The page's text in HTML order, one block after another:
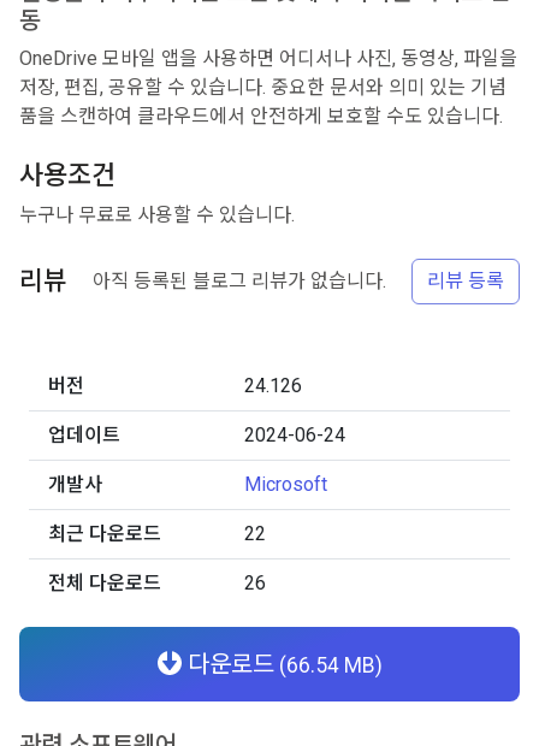
동
OneDrive 모바일 앱을 사용하면 어디서나 사진, 동영상, 파일을
저장, 편집, 공유할 수 있습니다. 중요한 문서와 의미 있는 기념
품을 스캔하여 클라우드에서 안전하게 보호할 수도 있습니다.
사용조건
누구나 무료로 사용할 수 있습니다.
리뷰 아직 등록된 블로그 리뷰가 없습니다. 리뷰 등록
버전 24.126
업데이트 2024-06-24
개발사 Microsoft
최근 다운로드 22
전체 다운로드 26
다운로드(66.54 MB)